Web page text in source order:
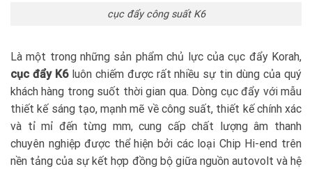
cục đẩy công suất K6
Là một trong những sản phẩm chủ lực của cục đẩy Korah,
cục đẩy K6luôn chiếm được rất nhiều sự tin dùng của quý
khách hàng trong suốt thời gian qua. Dòng cục đẩy với mẫu
thiết kế sáng tạo, mạnh mẽ về công suất, thiết kế chính xác
và tỉ mỉ đến từng mm, cung cấp chất lượng âm thanh
chuyên nghiệp được thể hiện bởi các loại Chip Hi-end trên
nền tảng của sự kết hợp đồng bộ giữa nguồn autovolt và hệ